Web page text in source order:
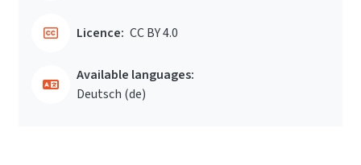
Licence: CC BY 4.0
Available languages:
Deutsch ‎(de)‎